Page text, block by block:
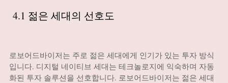
4.1 젊은 세대의 선호도
로보어드바이저는 주로 젊은 세대에게 인기가 있는 투자 방식
입니다. 디지털 네이티브 세대는 테크놀로지에 익숙하며 자동
화된 투자 솔루션을 선호합니다. 로보어드바이저는 젊은 세대